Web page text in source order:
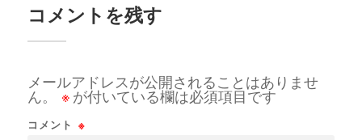
コメントを残す
メールアドレスが公開されることはありませ
ん。
※ が付いている欄は必須項目です
コメント ※